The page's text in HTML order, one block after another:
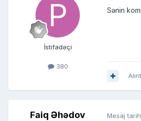
İstifadəçi
380
Sənin
Faiq Əhədov Mesaj